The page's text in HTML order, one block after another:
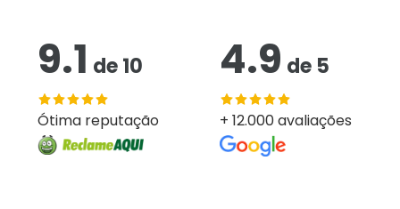
9.1 de10
Ótima reputação
4.9 de 5
+ 12.000 avaliações